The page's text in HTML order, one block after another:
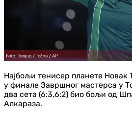
Најбољи тенисер планете Новак
у финале Завршног мастерса у
два сета (6:3,6:2) био бољи од
Алкараза.